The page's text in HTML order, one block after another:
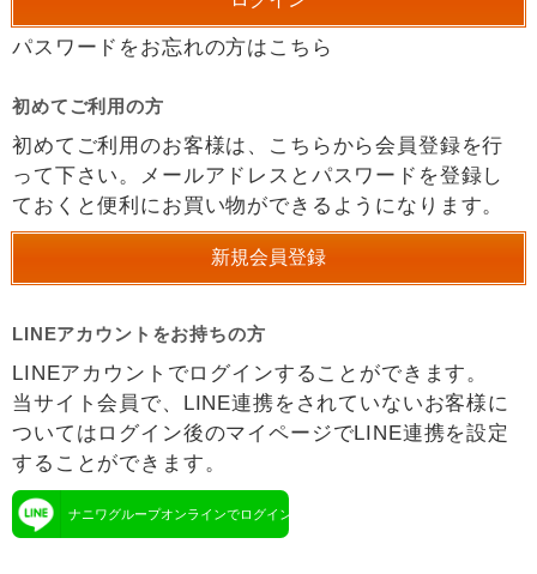
パスワードをお忘れの方はこちら
初めてご利用の方
初めてご利用のお客様は、こちらから会員登録を行
って下さい。メールアドレスとパスワードを登録し
ておくと便利にお買い物ができるようになります。
LINEアカウントをお持ちの方
LINEアカウントでログインすることができます。
当サイト会員で、LINE連携をされていないお客様に
ついてはログイン後のマイページでLINE連携を設定
することができます。
ナニワグループオンラインでログイン